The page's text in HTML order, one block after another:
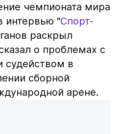
чемпионата мира
интервью "Спорт-
раскрыл
о проблемах с
судейством в
сборной
арене.